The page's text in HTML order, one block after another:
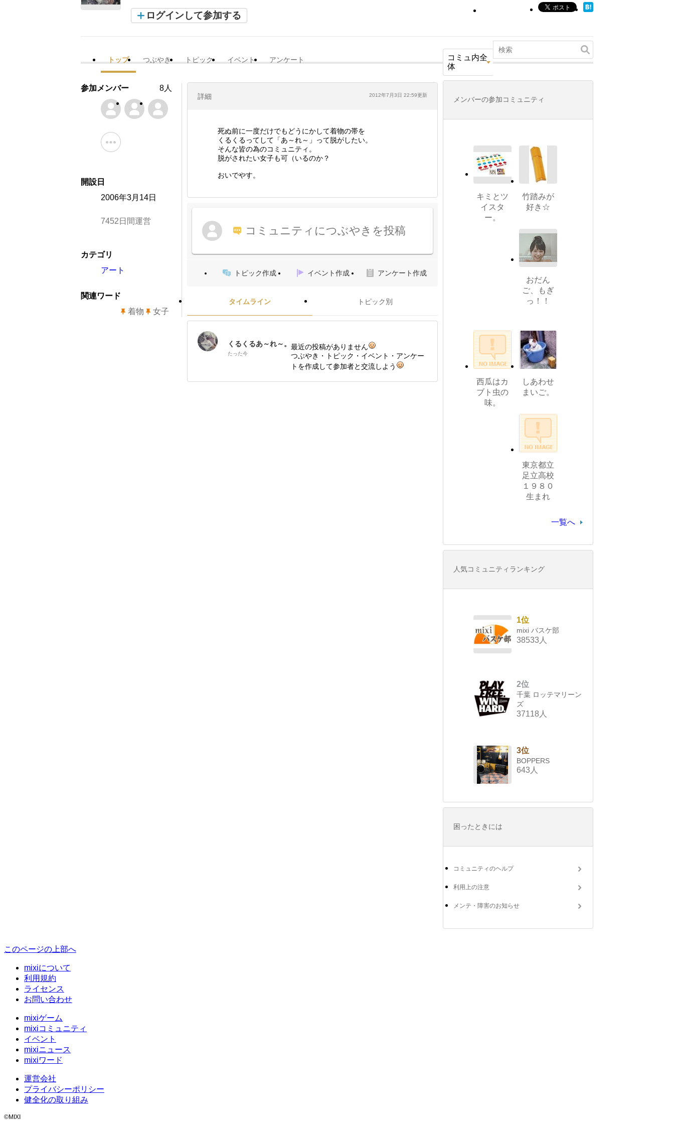
ログインして参加する
トップ つぶやき トピック イベント アンケート
コミュ内全
体
詳細 2012年7月3日 22:59更新
死ぬ前に一度だけでもどうにかして着物の帯を
くるくるってして「あ～れ～」って脱がしたい。
そんな皆の為のコミュニティ。
脱がされたい女子も可（いるのか？
おいでやす。
コミュニティにつぶやきを投稿
トピック作成 イベント作成 アンケート作成
タイムライン トピック別
くるくるあ～れ～。
たった今
最近の投稿がありません
つぶやき・トピック・イベント・アンケー
トを作成して参加者と交流しよう
参加メンバー 8人
開設日
2006年3月14日
7452日間運営
カテゴリ
アート
関連ワード
着物
女子
メンバーの参加コミュニティ
キミとツ
イスタ
ー。
竹踏みが
好き☆
おだん
ご、もぎ
っ！！
西瓜はカ
ブト虫の
味。
しあわせ
まいご。
東京都立
足立高校
１９８０
生まれ
一覧へ
人気コミュニティランキング
1位
mixi バスケ部
38533人
2位
千葉 ロッテマリーン
ズ
37118人
3位
BOPPERS
643人
困ったときには
コミュニティのヘルプ
利用上の注意
メンテ・障害のお知らせ
このページの上部へ
mixiについて
利用規約
ライセンス
お問い合わせ
mixiゲーム
mixiコミュニティ
イベント
mixiニュース
mixiワード
運営会社
プライバシーポリシー
健全化の取り組み
©MIXI